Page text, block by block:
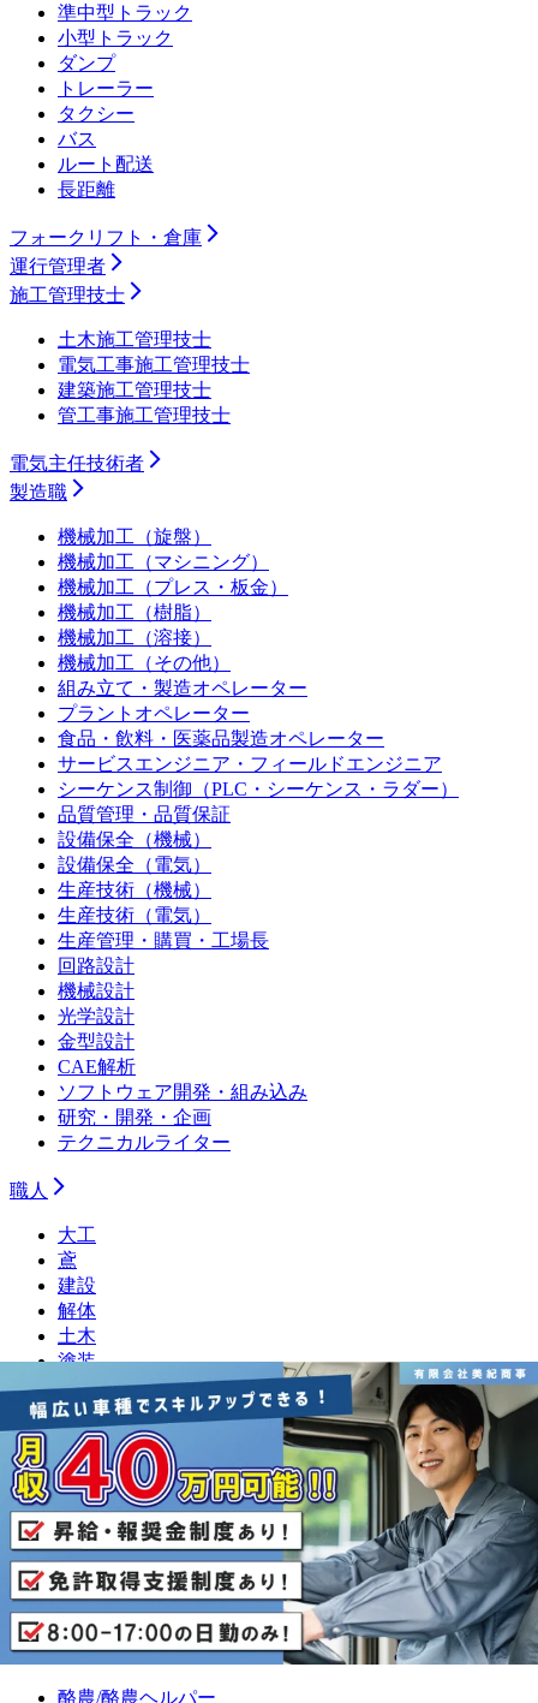
準中型トラック
小型トラック
ダンプ
トレーラー
タクシー
バス
ルート配送
長距離
フォークリフト・倉庫
運行管理者
施工管理技士
土木施工管理技士
電気工事施工管理技士
建築施工管理技士
管工事施工管理技士
電気主任技術者
製造職
機械加工（旋盤）
機械加工（マシニング）
機械加工（プレス・板金）
機械加工（樹脂）
機械加工（溶接）
機械加工（その他）
組み立て・製造オペレーター
プラントオペレーター
食品・飲料・医薬品製造オペレーター
サービスエンジニア・フィールドエンジニア
シーケンス制御（PLC・シーケンス・ラダー）
品質管理・品質保証
設備保全（機械）
設備保全（電気）
生産技術（機械）
生産技術（電気）
生産管理・購買・工場長
回路設計
機械設計
光学設計
金型設計
CAE解析
ソフトウェア開発・組み込み
研究・開発・企画
テクニカルライター
職人
大工
鳶
建設
解体
土木
塗装
左官
内装
設備
電気工事
配管
整備士
自動車整備士
機械整備・修理工
牧場・農場
酪農/酪農ヘルパー